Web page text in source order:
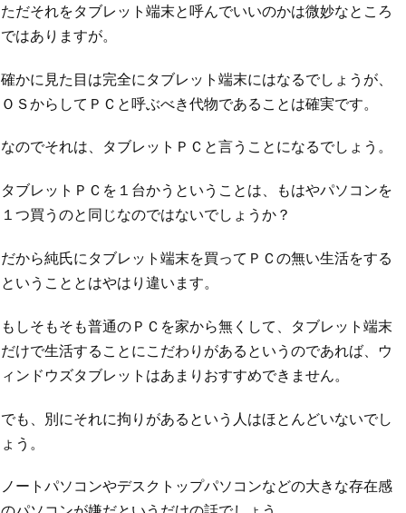
ただそれをタブレット端末と呼んでいいのかは微妙なところ
ではありますが。
確かに見た目は完全にタブレット端末にはなるでしょうが、
ＯＳからしてＰＣと呼ぶべき代物であることは確実です。
なのでそれは、タブレットＰＣと言うことになるでしょう。
タブレットＰＣを１台かうということは、もはやパソコンを
１つ買うのと同じなのではないでしょうか？
だから純氏にタブレット端末を買ってＰＣの無い生活をする
ということとはやはり違います。
もしそもそも普通のＰＣを家から無くして、タブレット端末
だけで生活することにこだわりがあるというのであれば、ウ
ィンドウズタブレットはあまりおすすめできません。
でも、別にそれに拘りがあるという人はほとんどいないでし
ょう。
ノートパソコンやデスクトップパソコンなどの大きな存在感